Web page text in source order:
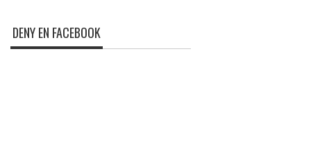
DENY EN FACEBOOK